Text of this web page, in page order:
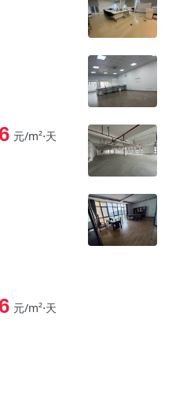
元/m²⋅天
元/m²⋅天